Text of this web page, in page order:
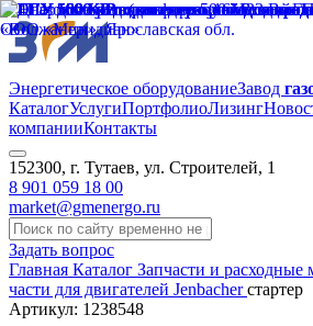
Энергетическое оборудованиеЗавод
КаталогУслугиПортфолиоЛизинг
компанииКонтакты
152300, г. Тутаев, ул. Строителей, 1
8 901 059 18 00
market@gmenergo.ru
Задать вопрос
Главная Каталог Запчасти и расходные
части для двигателей Jenbacherстартер
Артикул: 1238548